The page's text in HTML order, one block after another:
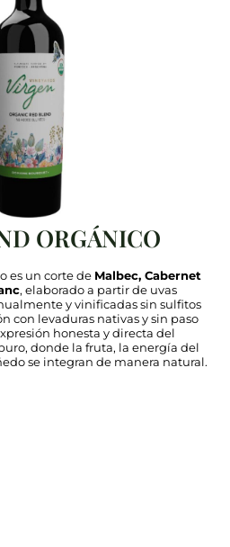
ORGÁNICO
es un corte de Malbec, Cabernet
, elaborado a partir de uvas
y vinificadas sin sulfitos
con levaduras nativas y sin paso
honesta y directa del
donde la fruta, la energía del
se integran de manera natural.